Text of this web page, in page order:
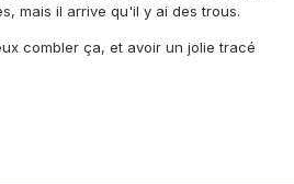
mais il arrive qu'il y ai des trous.
combler ça, et avoir un jolie tracé